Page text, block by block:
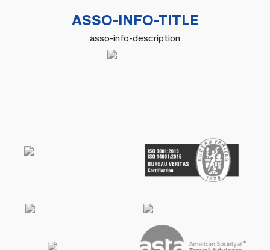
ASSO-INFO-TITLE
asso-info-description